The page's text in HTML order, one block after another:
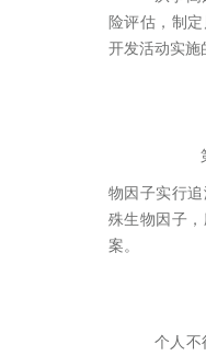
险评估，制
开发活动实施
物因子实行
殊生物因子
案。
个人不